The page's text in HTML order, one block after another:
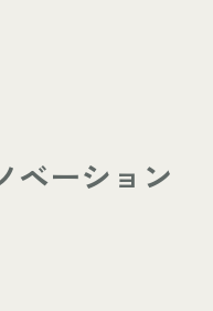
ーション